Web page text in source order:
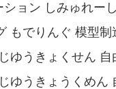
ョン しみゅれー
もでりんぐ 模型制
ゆうきょくせん
ゆうきょうくめん